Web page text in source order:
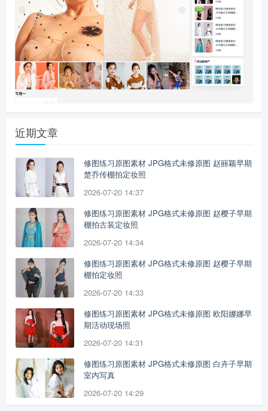
近期文章
修图练习原图素材 JPG格式未修原图 赵丽颖早期
楚乔传棚拍定妆照
2026-07-20 14:37
修图练习原图素材 JPG格式未修原图 赵樱子早期
棚拍古装定妆照
2026-07-20 14:34
修图练习原图素材 JPG格式未修原图 赵樱子早期
棚拍定妆照
2026-07-20 14:33
修图练习原图素材 JPG格式未修原图 欧阳娜娜早
期活动现场照
2026-07-20 14:31
修图练习原图素材 JPG格式未修原图 白卉子早期
室内写真
2026-07-20 14:29